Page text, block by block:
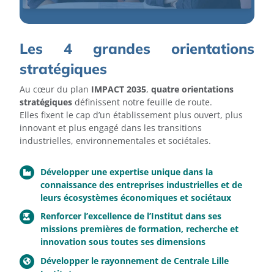
Les 4 grandes orientations
stratégiques
Au cœur du plan IMPACT 2035, quatre orientations
stratégiquesdéfinissent notre feuille de route.
Elles fixent le cap d’un établissement plus ouvert, plus
innovant et plus engagé dans les transitions
industrielles, environnementales et sociétales.
Développer une expertise unique dans la
connaissance des entreprises industrielles et de
leurs écosystèmes économiques et sociétaux
Renforcer l’excellence de l’Institut dans ses
missions premières de formation, recherche et
innovation sous toutes ses dimensions
Développer le rayonnement de Centrale Lille